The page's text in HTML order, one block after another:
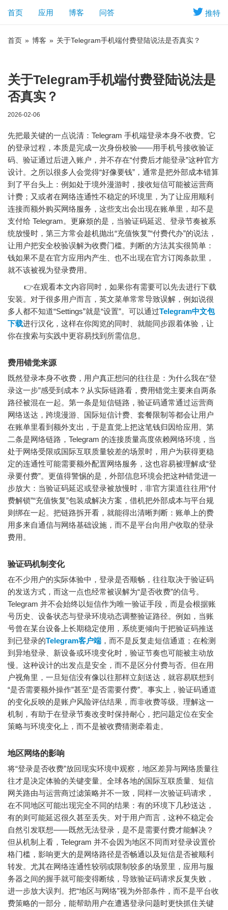
推特
首页 应用 博客 问答
首页 » 博客 » 关于Telegram手机端付费登陆说法是否真实？
关于Telegram手机端付费登陆说法是
否真实？
2026-02-06
先把最关键的一点说清：Telegram 手机端登录本身不收费。它
的登录过程，本质是完成一次身份校验——用手机号接收验证
码、验证通过后进入账户，并不存在“付费后才能登录”这种官方
设计。之所以很多人会觉得“好像要钱”，通常是把外部成本错算
到了平台头上：例如处于境外漫游时，接收短信可能被运营商
计费；又或者在网络连通性不稳定的环境里，为了让应用顺利
连接而额外购买网络服务，这些支出会出现在账单里，却不是
支付给 Telegram。更麻烦的是，当验证码延迟、登录节奏被系
统放慢时，第三方常会趁机抛出“充值恢复”“付费代办”的说法，
让用户把安全校验误解为收费门槛。判断的方法其实很简单：
钱如果不是在官方应用内产生、也不出现在官方订阅条款里，
就不该被视为登录费用。
👉在观看本文内容同时，如果你有需要可以先去进行下载
安装。对于很多用户而言，英文菜单常常导致误解，例如说很
多人都不知道“Settings”就是“设置”。可以通过Telegram中文包
下载进行汉化，这样在你阅览的同时、就能同步跟着体验，让
你在搜索与实践中更容易找到所需信息。
费用错觉来源
既然登录本身不收费，用户真正想问的往往是：为什么我在“登
录这一步”感受到成本？从实际链路看，费用错觉主要来自两条
路径被混在一起。第一条是短信链路，验证码通常通过运营商
网络送达，跨境漫游、国际短信计费、套餐限制等都会让用户
在账单里看到额外支出，于是直觉上把这笔钱归因给应用。第
二条是网络链路，Telegram 的连接质量高度依赖网络环境，当
处于网络受限或国际互联质量较差的场景时，用户为获得更稳
定的连通性可能需要额外配置网络服务，这也容易被理解成“登
录要付费”。更值得警惕的是，外部信息环境会把这种错觉进一
步放大：当验证码延迟或登录被放慢时，非官方渠道往往用“付
费解锁”“充值恢复”包装成解决方案，借机把外部成本与平台规
则绑在一起。把链路拆开看，就能得出清晰判断：账单上的费
用多来自通信与网络基础设施，而不是平台向用户收取的登录
费用。
验证码机制变化
在不少用户的实际体验中，登录是否顺畅，往往取决于验证码
的发送方式，而这一点也经常被误解为“是否收费”的信号。
Telegram 并不会始终以短信作为唯一验证手段，而是会根据账
号历史、设备状态与登录环境动态调整验证路径。例如，当账
号曾在某台设备上长期稳定使用，系统更倾向于把验证码推送
到已登录的Telegram客户端 ，而不是反复走短信通道；在检测
到异地登录、新设备或环境变化时，验证节奏也可能被主动放
慢。这种设计的出发点是安全，而不是区分付费与否。但在用
户视角里，一旦短信没有像以往那样立刻送达，就容易联想到
“是否需要额外操作”甚至“是否需要付费”。事实上，验证码通道
的变化反映的是账户风险评估结果，而非收费等级。理解这一
机制，有助于在登录节奏改变时保持耐心，把问题定位在安全
策略与环境变化上，而不是被收费猜测牵着走。
地区网络的影响
将“登录是否收费”放回现实环境中观察，地区差异与网络质量往
往才是决定体验的关键变量。全球各地的国际互联质量、短信
网关路由与运营商过滤策略并不一致，同样一次验证码请求，
在不同地区可能出现完全不同的结果：有的环境下几秒送达，
有的则可能延迟很久甚至丢失。对于用户而言，这种不稳定会
自然引发联想——既然无法登录，是不是需要付费才能解决？
但从机制上看，Telegram 并不会因为地区不同而对登录设置价
格门槛，影响更大的是网络路径是否畅通以及短信是否被顺利
转发。尤其在网络连通性较弱或限制较多的场景里，应用与服
务器之间的握手就可能变得断续，导致验证码请求反复失败，
进一步放大误判。把“地区与网络”视为外部条件，而不是平台收
费策略的一部分，能帮助用户在遭遇登录问题时更快抓住关键